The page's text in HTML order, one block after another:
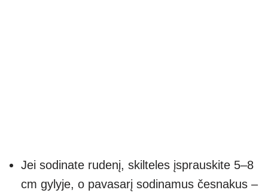
Jei sodinate rudenį, skilteles įsprauskite 5–8
cm gylyje, o pavasarį sodinamus česnakus –